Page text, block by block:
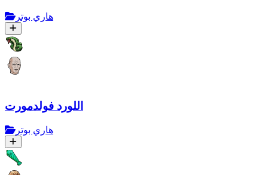
هاري بوتر
اللورد فولدمورت
هاري بوتر